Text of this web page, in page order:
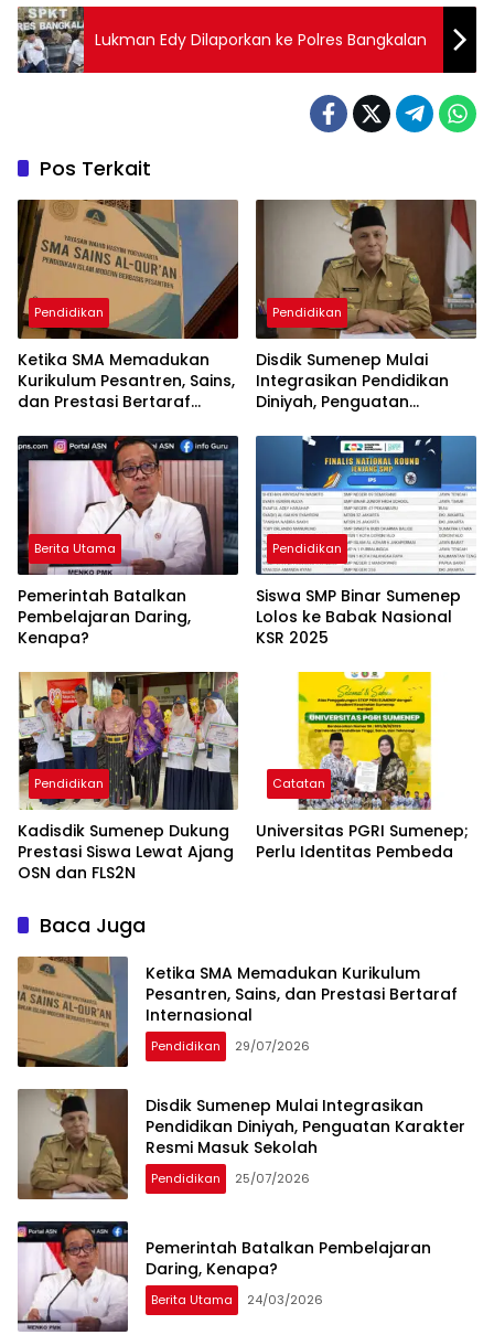
Lukman Edy Dilaporkan ke Polres Bangkalan
Pos Terkait
Pendidikan
Ketika SMA Memadukan
Kurikulum Pesantren, Sains,
dan Prestasi Bertaraf
Pendidikan
Disdik Sumenep Mulai
Integrasikan Pendidikan
Diniyah, Penguatan
Sekolah
Berita Utama
Pemerintah Batalkan
Pembelajaran Daring,
Kenapa?
Pendidikan
Siswa SMP Binar Sumenep
Lolos ke Babak Nasional
KSR 2025
Pendidikan
Kadisdik Sumenep Dukung
Prestasi Siswa Lewat Ajang
OSN dan FLS2N
Catatan
Universitas PGRI Sumenep;
Perlu Identitas Pembeda
Baca Juga
Ketika SMA Memadukan Kurikulum
Pesantren, Sains, dan Prestasi Bertaraf
Internasional
Pendidikan 29/07/2026
Disdik Sumenep Mulai Integrasikan
Pendidikan Diniyah, Penguatan Karakter
Resmi Masuk Sekolah
Pendidikan 25/07/2026
Pemerintah Batalkan Pembelajaran
Daring, Kenapa?
Berita Utama 24/03/2026